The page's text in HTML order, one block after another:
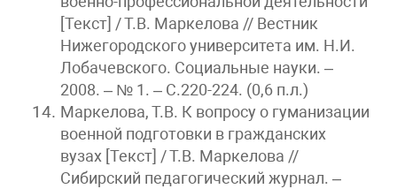
[Текст] / Т.В. Маркелова // Вестник
Нижегородского университета им. Н.И.
Лобачевского. Социальные науки. –
2008. – № 1. – С.220-224. (0,6 п.л.)
Маркелова, Т.В. К вопросу о гуманизации
военной подготовки в гражданских
вузах [Текст] / Т.В. Маркелова //
Сибирский педагогический журнал. –